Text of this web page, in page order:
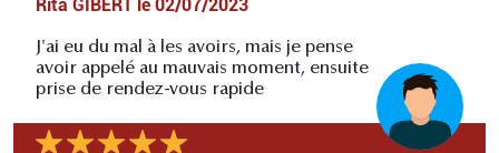
Rita GIBERT le 02/07/2023
J'ai eu du mal à les avoirs, mais je pense
avoir appelé au mauvais moment, ensuite
prise de rendez-vous rapide